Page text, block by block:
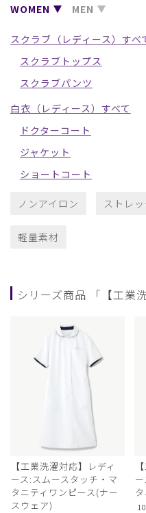
WOMEN MEN
スクラブ（レディース）すべ
スクラブトップス
スクラブパンツ
白衣（レディース）すべて
ドクターコート
ジャケット
ショートコート
ノンアイロン ストレ
軽量素材
シリーズ商品 「【工業
【工業洗濯対応】レディ
ース:スムースタッチ・マ
タニティワンピース(ナー
スウェア)